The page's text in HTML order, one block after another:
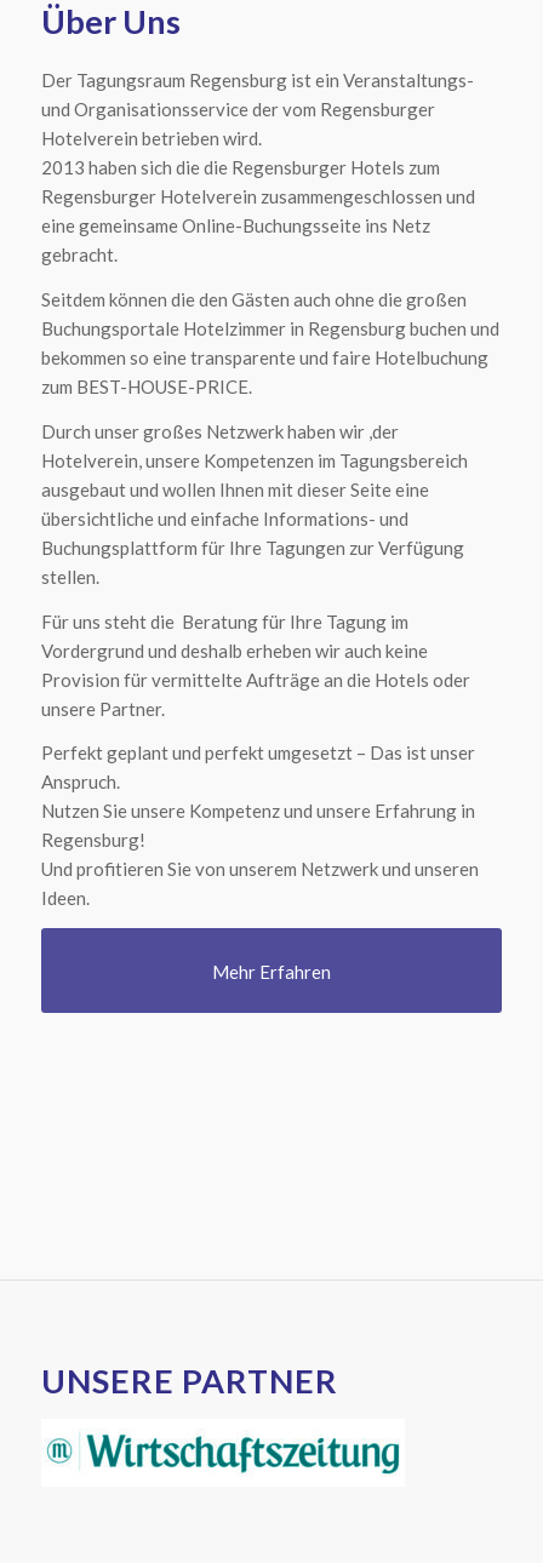
Über Uns
Der Tagungsraum Regensburg ist ein Veranstaltungs-
und Organisationsservice der vom Regensburger
Hotelverein betrieben wird.
2013 haben sich die die Regensburger Hotels zum
Regensburger Hotelverein zusammengeschlossen und
eine gemeinsame Online-Buchungsseite ins Netz
gebracht.
Seitdem können die den Gästen auch ohne die großen
Buchungsportale Hotelzimmer in Regensburg buchen und
bekommen so eine transparente und faire Hotelbuchung
zum BEST-HOUSE-PRICE.
Durch unser großes Netzwerk haben wir ,der
Hotelverein, unsere Kompetenzen im Tagungsbereich
ausgebaut und wollen Ihnen mit dieser Seite eine
übersichtliche und einfache Informations- und
Buchungsplattform für Ihre Tagungen zur Verfügung
stellen.
Für uns steht die Beratung für Ihre Tagung im
Vordergrund und deshalb erheben wir auch keine
Provision für vermittelte Aufträge an die Hotels oder
unsere Partner.
Perfekt geplant und perfekt umgesetzt – Das ist unser
Anspruch.
Nutzen Sie unsere Kompetenz und unsere Erfahrung in
Regensburg!
Und profitieren Sie von unserem Netzwerk und unseren
Ideen.
Mehr Erfahren
UNSERE PARTNER